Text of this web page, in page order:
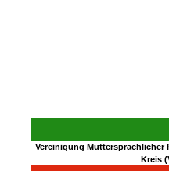
Vereinigung
Kreis